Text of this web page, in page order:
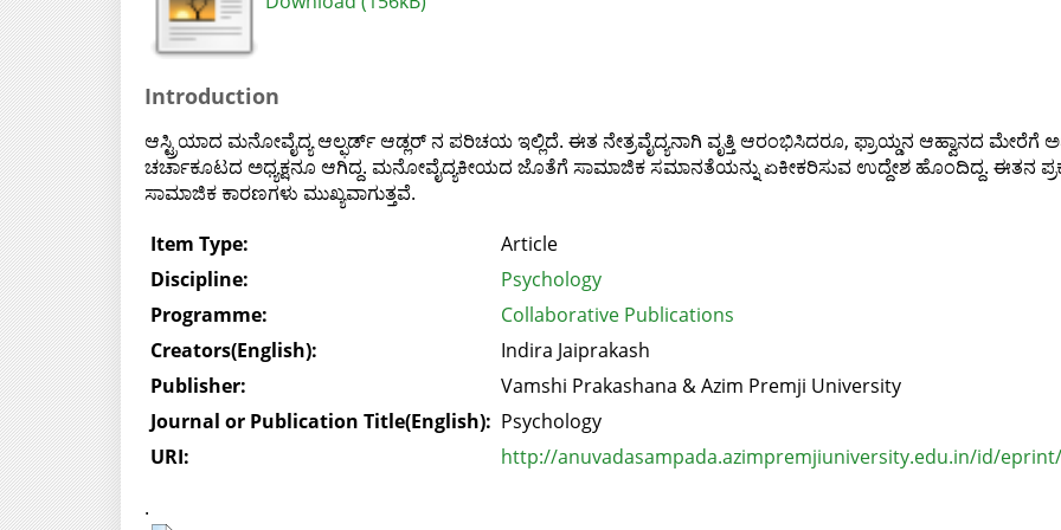
Introduction
ಆಸ್ಟ್ರಿಯಾದ ಮನೋವೈದ್ಯ ಆಲ್ಫರ್ಡ್ ಆಡ್ಲರ್ ನ ಪರಿಚಯ ಇಲ್ಲಿದೆ. ಈತ ನೇತ್ರವೈದ್ಯನಾಗಿ ವೃತ್ತಿ ಆರಂಭಿಸಿದರೂ, ಫ್ರಾಯ್ಡನ ಆಹ್ವಾನದ
ಚರ್ಚಾಕೂಟದ ಅಧ್ಯಕ್ಷನೂ ಆಗಿದ್ದ. ಮನೋವೈದ್ಯಕೀಯದ ಜೊತೆಗೆ ಸಾಮಾಜಿಕ ಸಮಾನತೆಯನ್ನು ಏಕೀಕರಿಸುವ ಉದ್ದೇಶ ಹೊಂದಿದ್ದ. ಈತನ
ಸಾಮಾಜಿಕ ಕಾರಣಗಳು ಮುಖ್ಯವಾಗುತ್ತವೆ.
Item Type:
Article
Discipline:
Psychology
Programme:
Collaborative Publications
Creators(English):
Indira Jaiprakash
Publisher:
Vamshi Prakashana & Azim Premji University
Journal or Publication Title(English): Psychology
URI:
http://anuvadasampada.azimpremjiuniversity.edu.in/id/
.